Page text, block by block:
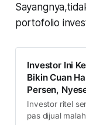
portofolio
Investor Ini
Bikin Cuan
Persen,
Investor ritel
pas dijual